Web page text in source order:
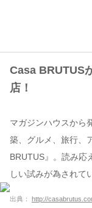
Casa BRUTUS
店！
マガジンハウスから
築、グルメ、旅行、
BRUTUS』。読み応
しい試みが為されて
出典： http://